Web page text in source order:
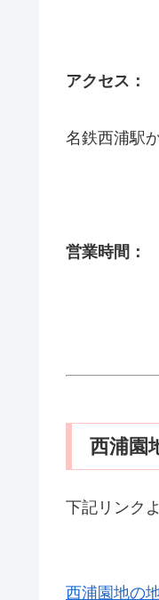
アクセス：
名鉄西浦駅
営業時間：
西浦園
下記リンク
西浦園地の